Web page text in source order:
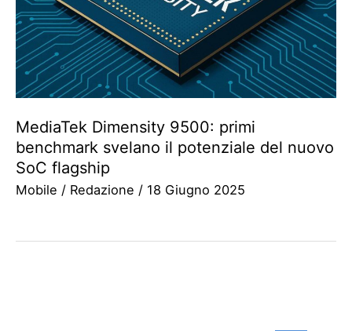
MediaTek Dimensity 9500: primi
benchmark svelano il potenziale del nuovo
SoC flagship
Mobile / Redazione / 18 Giugno 2025